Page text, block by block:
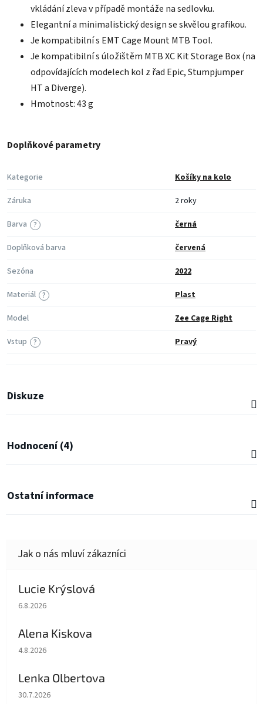
vkládání zleva v případě montáže na sedlovku.
Elegantní a minimalistický design se skvělou grafikou.
Je kompatibilní s EMT Cage Mount MTB Tool.
Je kompatibilní s úložištěm MTB XC Kit Storage Box (na
odpovídajících modelech kol z řad Epic, Stumpjumper
HT a Diverge).
Hmotnost: 43 g
Doplňkové parametry
Kategorie
Košíky na kolo
Záruka
2 roky
?
Barva
černá
Doplňková barva
červená
Sezóna
2022
?
Materiál
Plast
Model
Zee Cage Right
?
Vstup Pravý
Diskuze
Hodnocení (4)
Ostatní informace
Lucie Krýslová
Hodnocení obchodu je 5 z 5 hvězdiček.
6.8.2026
Alena Kiskova
Hodnocení obchodu je 5 z 5 hvězdiček.
4.8.2026
Lenka Olbertova
Hodnocení obchodu je 5 z 5 hvězdiček.
30.7.2026